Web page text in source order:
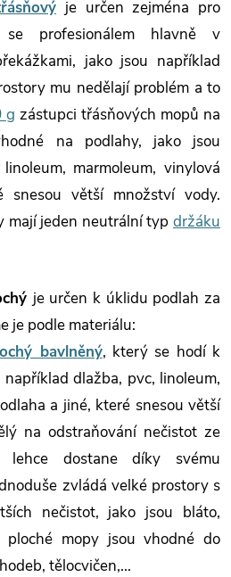
je určen zejména pro
profesionálem hlavně v
jako jsou například
mu nedělají problém a to
g zástupci třásňových mopů na
na podlahy, jako jsou
marmoleum, vinylová
snesou větší množství vody.
mají jeden neutrální typ držáku
je určen k úklidu podlah za
je podle materiálu:
bavlněný, který se hodí k
dlažba, pvc, linoleum,
a jiné, které snesou větší
na odstraňování nečistot ze
dostane díky svému
zvládá velké prostory s
nečistot, jako jsou bláto,
ploché mopy jsou vhodné do
tělocvičen,...